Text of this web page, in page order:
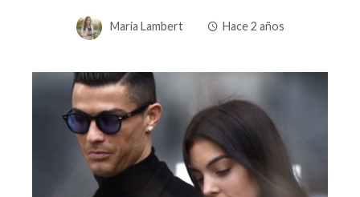
Maria Lambert Hace 2 años